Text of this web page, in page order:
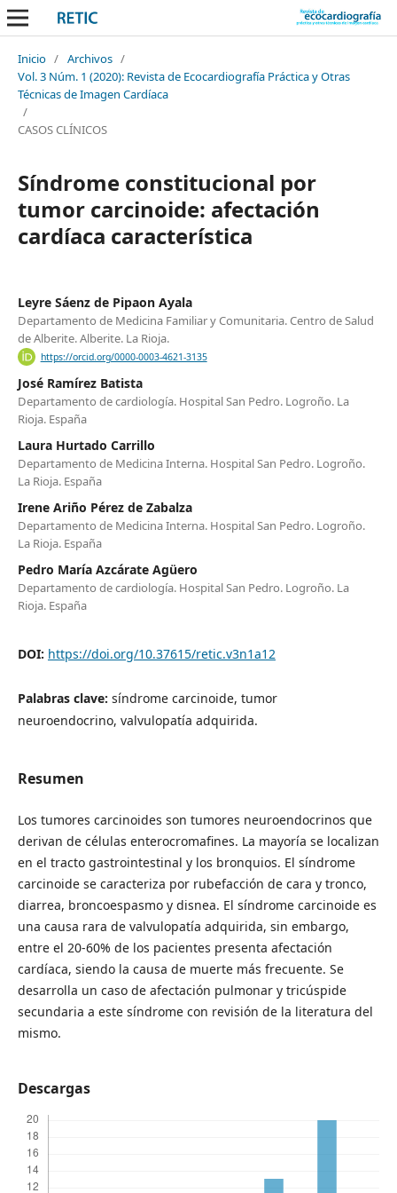
Inicio / Archivos /
Vol. 3 Núm. 1 (2020): Revista de Ecocardiografía Práctica y Otras
Técnicas de Imagen Cardíaca
/
CASOS CLÍNICOS
Síndrome constitucional por
tumor carcinoide: afectación
cardíaca característica
Leyre Sáenz de Pipaon Ayala
Departamento de Medicina Familiar y Comunitaria. Centro de Salud
de Alberite. Alberite. La Rioja.
https://orcid.org/0000-0003-4621-3135
José Ramírez Batista
Departamento de cardiología. Hospital San Pedro. Logroño. La
Rioja. España
Laura Hurtado Carrillo
Departamento de Medicina Interna. Hospital San Pedro. Logroño.
La Rioja. España
Irene Ariño Pérez de Zabalza
Departamento de Medicina Interna. Hospital San Pedro. Logroño.
La Rioja. España
Pedro María Azcárate Agüero
Departamento de cardiología. Hospital San Pedro. Logroño. La
Rioja. España
DOI: https://doi.org/10.37615/retic.v3n1a12
Palabras clave: síndrome carcinoide, tumor
neuroendocrino, valvulopatía adquirida.
Resumen
Los tumores carcinoides son tumores neuroendocrinos que
derivan de células enterocromafines. La mayoría se localizan
en el tracto gastrointestinal y los bronquios. El síndrome
carcinoide se caracteriza por rubefacción de cara y tronco,
diarrea, broncoespasmo y disnea. El síndrome carcinoide es
una causa rara de valvulopatía adquirida, sin embargo,
entre el 20-60% de los pacientes presenta afectación
cardíaca, siendo la causa de muerte más frecuente. Se
desarrolla un caso de afectación pulmonar y tricúspide
secundaria a este síndrome con revisión de la literatura del
mismo.
Descargas